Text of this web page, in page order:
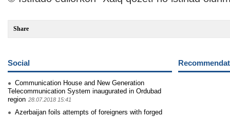
Share
Social
Communication House and New Generation
Telecommunication System inaugurated in Ordubad
region 28.07.2018 15:41
Azerbaijan foils attempts of foreigners with forged